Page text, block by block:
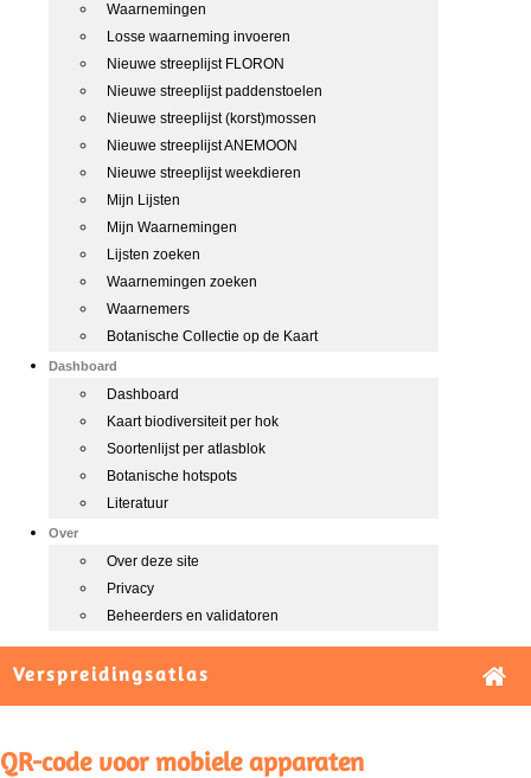
Waarnemingen
Losse waarneming invoeren
Nieuwe streeplijst FLORON
Nieuwe streeplijst paddenstoelen
Nieuwe streeplijst (korst)mossen
Nieuwe streeplijst ANEMOON
Nieuwe streeplijst weekdieren
Mijn Lijsten
Mijn Waarnemingen
Lijsten zoeken
Waarnemingen zoeken
Waarnemers
Botanische Collectie op de Kaart
Dashboard
Dashboard
Kaart biodiversiteit per hok
Soortenlijst per atlasblok
Botanische hotspots
Literatuur
Over
Over deze site
Privacy
Beheerders en validatoren
Verspreidingsatlas
QR-code voor mobiele apparaten